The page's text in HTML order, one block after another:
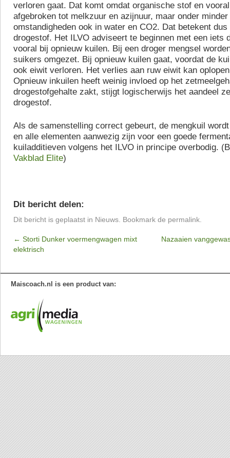
verloren gaat. Dat komt omdat organische stof en
afgebroken tot melkzuur en azijnuur, maar onder minder
omstandigheden ook in water en CO2. Dat betekent
drogestof. Het ILVO adviseert te beginnen met een iets
vooral bij opnieuw kuilen. Bij een droger mengsel
suikers omgezet. Bij opnieuw kuilen gaat, voordat de
ook eiwit verloren. Het verlies aan ruw eiwit kan
Opnieuw inkuilen heeft weinig invloed op het
drogestofgehalte zakt, stijgt logischerwijs het aandeel
drogestof.
Als de samenstelling correct gebeurt, de mengkuil
en alle elementen aanwezig zijn voor een goede
kuiladditieven volgens het ILVO in principe overbodig.
Vakblad Elite)
Dit bericht delen:
Dit bericht is geplaatst in Nieuws . Bookmark de permalink
← Storti Dunker voermengwagen mixt
elektrisch
Nazaaien
Maiscoach.nl is een product van: